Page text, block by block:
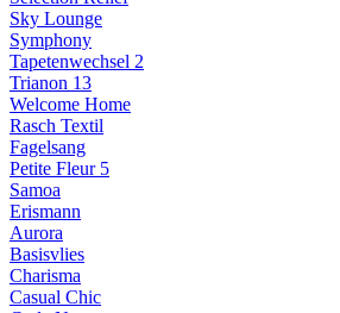
Sky Lounge
Symphony
Tapetenwechsel 2
Trianon 13
Welcome Home
Rasch Textil
Fagelsang
Petite Fleur 5
Samoa
Erismann
Aurora
Basisvlies
Charisma
Casual Chic